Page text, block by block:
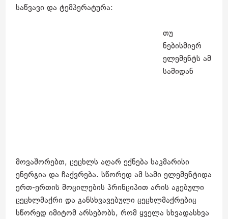
საწვავი და ტემპერატურა:
თუ
ნებისმიერ
ელემენტს ამ
სამიდან
მოვაშორებთ, ცეცხლს აღარ ექნება საკმარისი
ენერგია და ჩაქვრება. სწორედ ამ სამი ელემენტიდა
ერთ-ერთის მოცილების პრინციპით არის აგებული
ცეცხლმაქრი და განსხვავებული ცეცხლმაქრებიც
სწორედ იმიტომ არსებობს, რომ ყველა სხვადასხვა